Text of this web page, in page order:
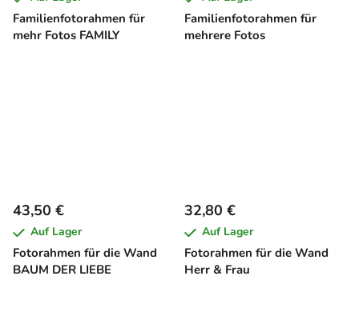
Familienfotorahmen für
mehr Fotos FAMILY
Familienfotorahmen für
mehrere Fotos
Fotorahmen für die Wand
BAUM DER LIEBE
43,50 €
Auf Lager
Fotorahmen für die Wand
Herr & Frau
32,80 €
Auf Lager